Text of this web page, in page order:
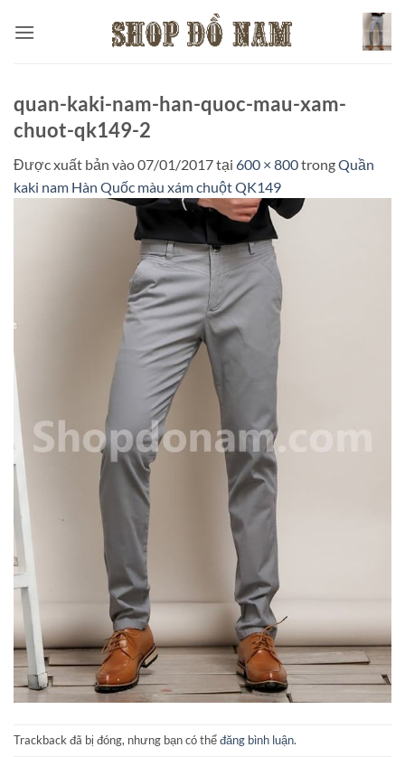
qua
quan-kaki-nam-han-quoc-mau-xam-
chuot-qk149-2
Được xuất bản vào07/01/2017tại 600 × 800trongQuần
kaki nam Hàn Quốc màu xám chuột QK149
Trackback đã bị đóng, nhưng bạn có thểđăng bình luận.